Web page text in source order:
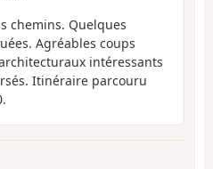
chemins. Quelques
Agréables coups
intéressants
Itinéraire parcouru